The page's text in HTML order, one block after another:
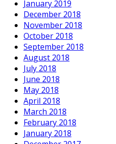
January 2019
December 2018
November 2018
October 2018
September 2018
August 2018
July 2018
June 2018
May 2018
April 2018
March 2018
February 2018
January 2018